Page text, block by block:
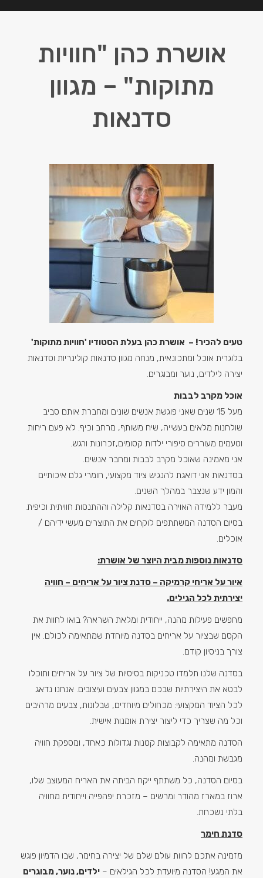
אושרת כהן "חוויות
מתוקות" – מגוון
סדנאות
טעים להכיר! – אושרת כהן בעלת הסטודיו 'חוויות מתוקות'
בלוגרית אוכל ומתכונאית, מנחה מגוון סדנאות קולינריות וסדנאות
יצירה לילדים, נוער ומבוגרים.
אוכל מקרב לבבות
מעל 15 שנים שאני פוגשת אנשים שונים ומחברת אותם סביב
שולחנות מלאים בעשייה, שיח משותף, מרחב וכיף. לא פעם ריחות
וטעמים מעוררים סיפורי ילדות קסומים,זכרונות ורגש.
אני מאמינה שאוכל מקרב לבבות ומחבר אנשים.
בסדנאות אני דואגת להנגיש ציוד מקצועי, חומרי גלם איכותיים
והמון ידע שנצבר במהלך השנים.
מעבר ללמידה האוירה בסדנאות קלילה וההתנסות חוויתית וכיפית.
בסיום הסדנה המשתתפים לוקחים את התוצרים מעשי ידיהם /
אוכלים.
סדנאות נוספות מבית היוצר של אושרת:
איור על אריחי קרמיקה – סדנת ציור על אריחים – חוויה
יצירתית לכל הגילים.
מחפשים פעילות מהנה, ייחודית ומלאת השראה? בואו לחוות את
הקסם שבציור על אריחים בסדנה מיוחדת שמתאימה לכולם. אין
צורך בניסיון קודם.
בסדנה שלנו תלמדו טכניקות בסיסיות של ציור על אריחים ותוכלו
לבטא את היצירתיות שבכם במגוון צבעים ועיצובים. אנחנו נדאג
לכל הציוד המקצועי: מכחולים מיוחדים, שבלונות, צבעים מרהיבים
וכל מה שצריך כדי ליצור יצירת אומנות אישית.
הסדנה מתאימה לקבוצות קטנות וגדולות כאחד, ומספקת חוויה
מגבשת ומהנה.
בסיום הסדנה, כל משתתף ייקח הביתה את האריח המעוצב שלו,
ארוז במארז מהודר ומרשים – מזכרת יפהפייה וייחודית מחוויה
בלתי נשכחת.
סדנת חימר
מזמינה אתכם לחוות עולם שלם של יצירה בחימר, שבו הדמיון פוגש
את המגע! הסדנה מיועדת לכל הגילאים – ילדים, נוער, מבוגרים